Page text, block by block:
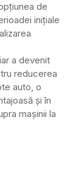
de
iniţiale
a devenit
reducerea
auto, o
și în
maşinii la